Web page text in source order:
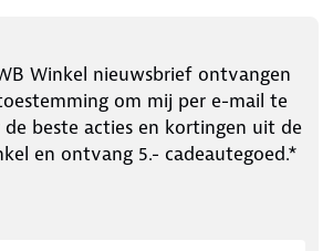
Winkel nieuwsbrief ontvangen
om mij per e-mail te
beste acties en kortingen uit de
en ontvang 5.- cadeautegoed.*